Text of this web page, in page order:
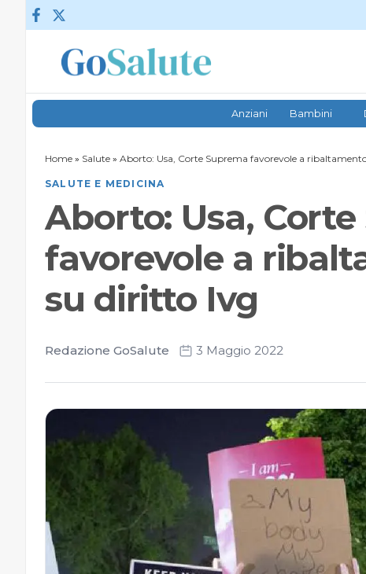
Vai al contenuto
Anziani Bambini
Home » Salute » Aborto: Usa, Corte Suprema favorevole a
SALUTE E MEDICINA
Aborto: Usa,
favorevole a
su diritto Ivg
Redazione GoSalute 3 Maggio 2022